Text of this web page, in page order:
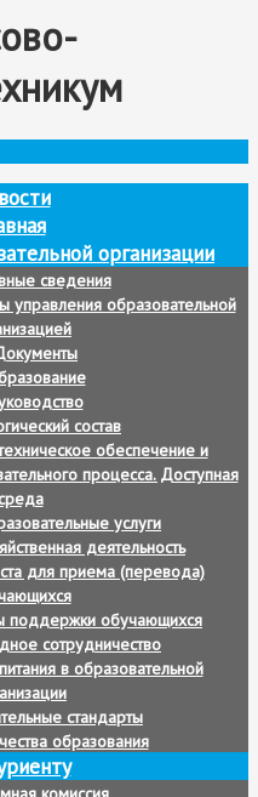
организации
сведения
управления образовательной
состав
обеспечение и
процесса. Доступная
среда
услуги
деятельность
для приема (перевода)
поддержки обучающихся
сотрудничество
в образовательной
стандарты
образования